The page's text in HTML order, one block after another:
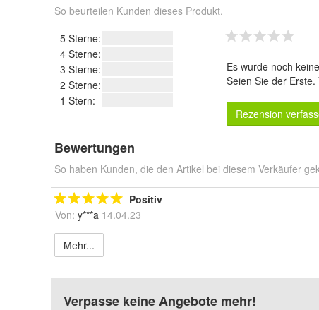
So beurteilen Kunden dieses Produkt.
5 Sterne:
4 Sterne:
3 Sterne:
2 Sterne:
1 Stern:
Es wurde noch
Seien Sie der Erste.
Rezension
Bewertungen
So haben Kunden, die den Artikel bei diesem Verkäufer
Positiv
Von: y***a 14.04.23
Mehr...
Verpasse keine Angebote mehr!